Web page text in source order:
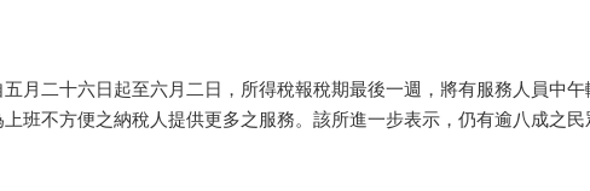
二十六日起至六月二日，所得稅報稅期最後一週，將有服務人員中午
班不方便之納稅人提供更多之服務。該所進一步表示，仍有逾八成之